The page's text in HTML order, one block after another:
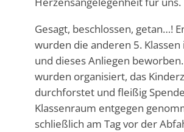
Gesagt, beschlossen, getan…!
wurden die anderen 5.
und dieses Anliegen
wurden organisiert, das
durchforstet und fleißig
Klassenraum entgegen
schließlich am Tag vor der